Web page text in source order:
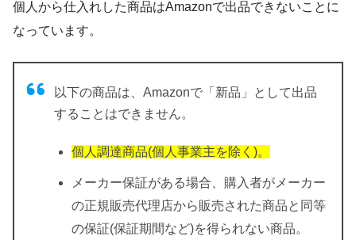
個人から仕入れした商品はAmazonで出品できないことに
なっています。
以下の商品は、Amazonで「新品」として出品
することはできません。
個人調達商品(個人事業主を除く)。
メーカー保証がある場合、購入者がメーカー
の正規販売代理店から販売された商品と同等
の保証(保証期間など)を得られない商品。